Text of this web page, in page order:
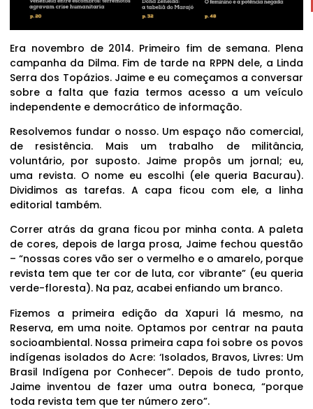
Era novembro de 2014. Primeiro fim de semana. Plena
campanha da Dilma. Fim de tarde na RPPN dele, a Linda
Serra dos Topázios. Jaime e eu começamos a conversar
sobre a falta que fazia termos acesso a um veículo
independente e democrático de informação.
Resolvemos fundar o nosso. Um espaço não comercial,
de resistência. Mais um trabalho de militância,
voluntário, por suposto. Jaime propôs um jornal; eu,
uma revista. O nome eu escolhi (ele queria Bacurau).
Dividimos as tarefas. A capa ficou com ele, a linha
editorial também.
Correr atrás da grana ficou por minha conta. A paleta
de cores, depois de larga prosa, Jaime fechou questão
– “nossas cores vão ser o vermelho e o amarelo, porque
revista tem que ter cor de luta, cor vibrante” (eu queria
verde-floresta). Na paz, acabei enfiando um branco.
Fizemos a primeira edição da Xapuri lá mesmo, na
Reserva, em uma noite. Optamos por centrar na pauta
socioambiental. Nossa primeira capa foi sobre os povos
indígenas isolados do Acre: ‘Isolados, Bravos, Livres: Um
Brasil Indígena por Conhecer”. Depois de tudo pronto,
Jaime inventou de fazer uma outra boneca, “porque
toda revista tem que ter número zero”.